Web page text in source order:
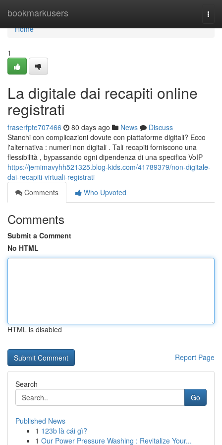
bookmarkusers
Home
Home
1
La digitale dai recapiti online
registrati
fraserfpte707466 80 days ago News
Discuss
Stanchi con complicazioni dovute con piattaforme digitali? Ecco
l'alternativa : numeri non digitali . Tali recapiti forniscono una
flessibilità , bypassando ogni dipendenza di una specifica VoIP
https://jemimavyhh521325.blog-kids.com/41789379/non-digitale-
dai-recapiti-virtuali-registrati
Comments
Who Upvoted
Comments
Submit a Comment
No HTML
HTML is disabled
Report Page
Search
Go
Published News
1 123b là cái gì?
1 Our Power Pressure Washing : Revitalize Your...